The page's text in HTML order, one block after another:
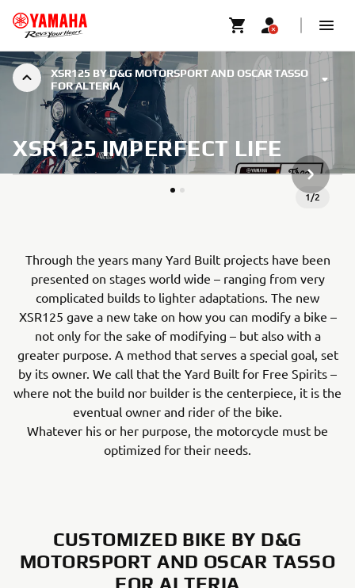
XSR125 BY D&G MOTORSPORT AND OSCAR TASSO
FOR ALTERIA
XSR125 IMPERFECT LIFE
1/2
NESTE
Through the years many Yard Built projects have been
presented on stages world wide – ranging from very
complicated builds to lighter adaptations. The new
XSR125 gave a new take on how you can modify a bike –
not only for the sake of modifying – but also with a
greater purpose. A method that serves a special goal, set
by its owner. We call that the Yard Built for Free Spirits –
where not the build nor builder is the centerpiece, it is the
eventual owner and rider of the bike.
Whatever his or her purpose, the motorcycle must be
optimized for their needs.
CUSTOMIZED BIKE BY D&G
MOTORSPORT AND OSCAR TASSO
FOR ALTERIA